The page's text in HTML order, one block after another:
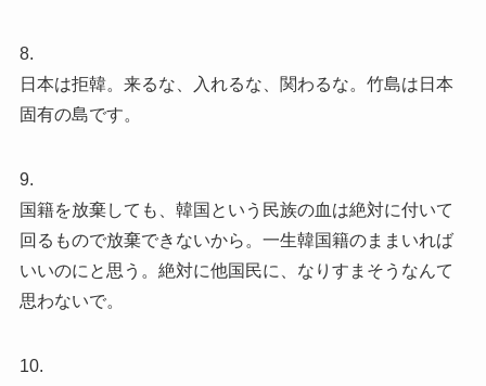
8.
日本は拒韓。来るな、入れるな、関わるな。竹島は日本
固有の島です。
9.
国籍を放棄しても、韓国という民族の血は絶対に付いて
回るもので放棄できないから。一生韓国籍のままいれば
いいのにと思う。絶対に他国民に、なりすまそうなんて
思わないで。
10.